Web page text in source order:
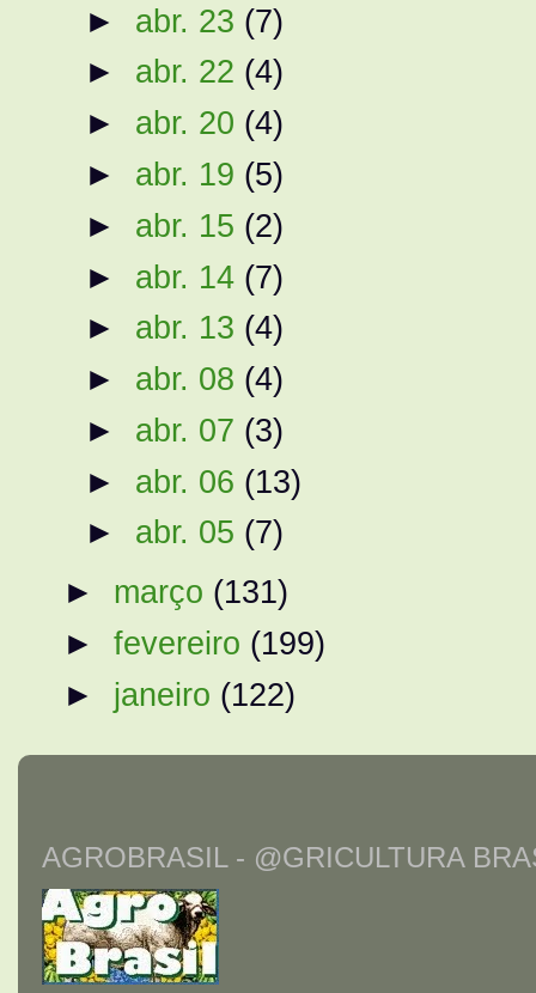
► abr. 23 (7)
► abr. 22 (4)
► abr. 20 (4)
► abr. 19 (5)
► abr. 15 (2)
► abr. 14 (7)
► abr. 13 (4)
► abr. 08 (4)
► abr. 07 (3)
► abr. 06 (13)
► abr. 05 (7)
► março (131)
►fevereiro (199)
► janeiro (122)
AGROBRASIL - @GRICULTURA